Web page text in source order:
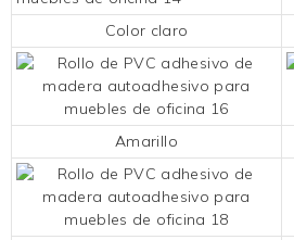
Color claro
Amarillo